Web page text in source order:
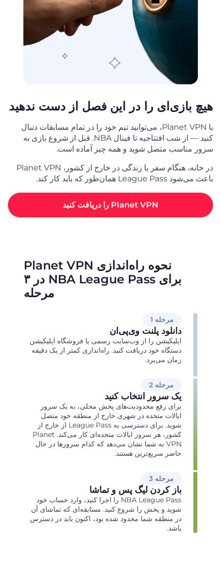
هیچ بازی‌ای را در این فصل از دست ندهید
با Planet VPN، می‌توانید تیم خود را در تمام مسابقات دنبال
کنید — از شب افتتاحیه تا فینال NBA. قبل از شروع بازی به
سرور مناسب متصل شوید و همه چیز آماده است.
در خانه، هنگام سفر یا زندگی در خارج از کشور، Planet VPN
باعث می‌شود League Pass همان‌طور که باید کار کند.
Planet VPN را دریافت کنید
نحوه راه‌اندازی Planet VPN
برای NBA League Pass در ۳
مرحله
مرحله 1
دانلود پلنت وی‌پی‌ان
اپلیکیشن را از وب‌سایت رسمی یا فروشگاه اپلیکیشن
دستگاه خود دریافت کنید. راه‌اندازی کمتر از یک دقیقه
زمان می‌برد.
مرحله 2
یک سرور انتخاب کنید
برای رفع محدودیت‌های پخش محلی، به یک سرور
ایالات متحده در شهری خارج از منطقه خود متصل
شوید. برای دسترسی به League Pass از خارج از
کشور، هر سرور ایالات متحده‌ای کار می‌کند. Planet
VPN به شما نشان می‌دهد که کدام سرورها در حال
حاضر سریع‌ترین هستند.
مرحله 3
باز کردن لیگ پس و تماشا
NBA League Pass را اجرا کنید، وارد حساب خود
شوید و پخش را شروع کنید. مسابقه‌ای که تماشای آن
در منطقه شما محدود شده بود، اکنون باید در دسترس
باشد.